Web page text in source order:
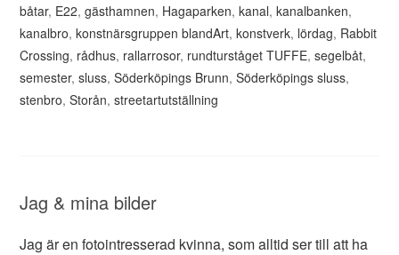
båtar, E22,gästhamnen, Hagaparken,kanal,kanalbanken,
kanalbro,konstnärsgruppen blandArt,konstverk, lördag, Rabbit
Crossing, rådhus, rallarrosor, rundturståget TUFFE,segelbåt,
semester,sluss,Söderköpings Brunn,Söderköpings sluss,
stenbro,Storån,streetartutställning
Jag & mina bilder
Jag är en fotointresserad kvinna, som alltid ser till att ha